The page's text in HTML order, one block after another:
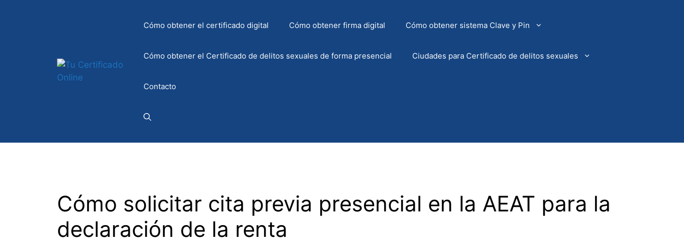
Cómo obtener el certificado digital Cómo obtener firma digital Cómo obtener sistema Clave y Pin
Cómo obtener el Certificado de delitos sexuales de forma presencial Ciudades para Certificado de delitos sexuales
Contacto
Cómo solicitar cita previa presencial en la AEAT para la
declaración de la renta